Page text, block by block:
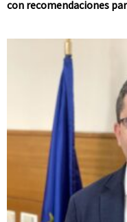
con recomendaciones